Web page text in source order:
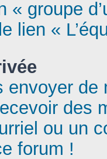
« groupe
lien «
envoyer de
des
ou un
forum !